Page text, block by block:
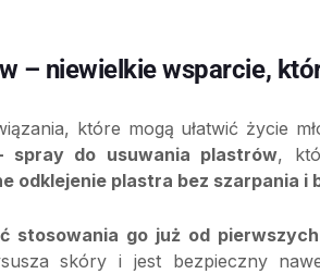
– niewielkie wsparcie,
które mogą ułatwić życie
do usuwania plastrów,
odklejenie plastra bez szarpania i
stosowania go już od
skóry i jest bezpieczny